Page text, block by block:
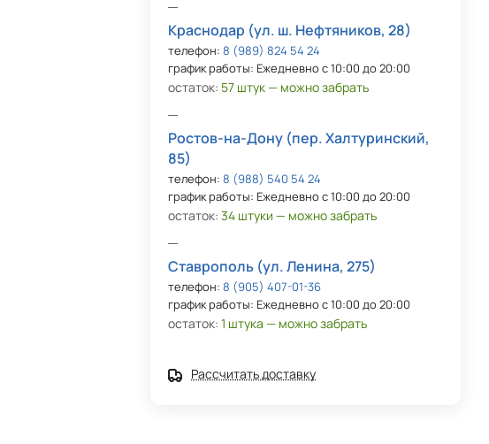
Краснодар (ул. ш. Нефтяников, 28)
телефон:8 (989) 824 54 24
график работы: Ежедневно с 10:00 до 20:00
остаток: 57 штук — можно забрать
Ростов-на-Дону (пер. Халтуринский,
85)
телефон:8 (988) 540 54 24
график работы: Ежедневно с 10:00 до 20:00
остаток:34 штуки — можно забрать
Ставрополь (ул. Ленина, 275)
телефон:8 (905) 407-01-36
график работы: Ежедневно с 10:00 до 20:00
остаток:1 штука — можно забрать
Рассчитать доставку